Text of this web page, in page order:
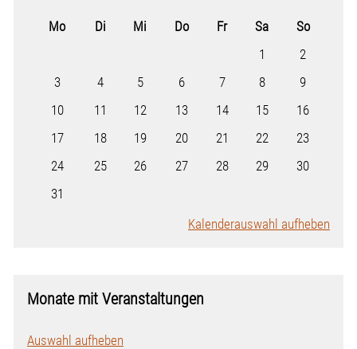
Mo Di Mi Do Fr Sa
So
1
2
3
4 5 6 7 8
9
10
11 12 13 14 15
16
17
18 19 20 21 22
23
24
25 26 27 28 29
30
31
Kalenderauswahl aufheben
Monate mit Veranstaltungen
Auswahl aufheben